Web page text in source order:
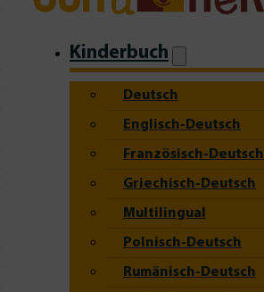
Kinderbuch
Deutsch
Englisch-Deutsch
Französisch-Deutsch
Griechisch-Deutsch
Multilingual
Polnisch-Deutsch
Rumänisch-Deutsch